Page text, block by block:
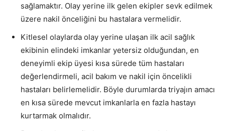
sağlamaktır. Olay yerine ilk gelen ekipler sevk edilmek
üzere nakil önceliğini bu hastalara vermelidir.
Kitlesel olaylarda olay yerine ulaşan ilk acil sağlık
ekibinin elindeki imkanlar yetersiz olduğundan, en
deneyimli ekip üyesi kısa sürede tüm hastaları
değerlendirmeli, acil bakım ve nakil için öncelikli
hastaları belirlemelidir. Böyle durumlarda triyajın amacı
en kısa sürede mevcut imkanlarla en fazla hastayı
kurtarmak olmalıdır.